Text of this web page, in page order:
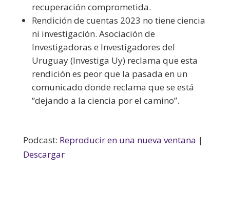
recuperación comprometida.
Rendición de cuentas 2023 no tiene ciencia
ni investigación. Asociación de
Investigadoras e Investigadores del
Uruguay (Investiga Uy) reclama que esta
rendición es peor que la pasada en un
comunicado donde reclama que se está
“dejando a la ciencia por el camino”.
Podcast: Reproducir en una nueva ventana |
Descargar